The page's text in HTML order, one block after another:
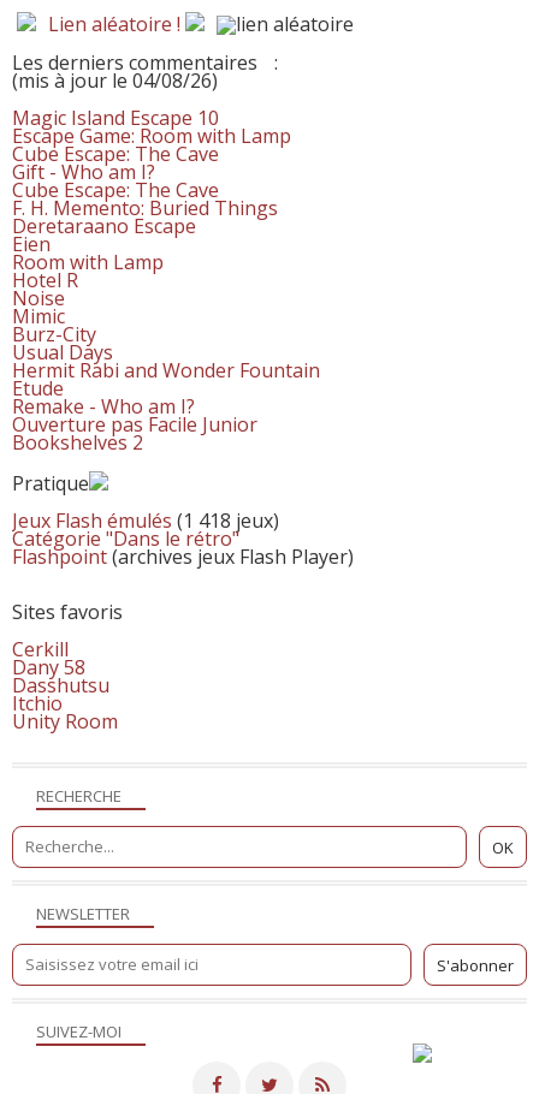
NEWSLETTER
SUIVEZ-MOI
RECHERCHE
Lien aléatoire !
Les derniers commentaires
:
(mis à jour le 04/08/26)
Magic Island Escape 10
Escape Game: Room with Lamp
Cube Escape: The Cave
Gift - Who am I?
Cube Escape: The Cave
F. H. Memento: Buried Things
Deretaraano Escape
Eien
Room with Lamp
Hotel R
Noise
Mimic
Burz-City
Usual Days
Hermit Rabi and Wonder Fountain
Etude
Remake - Who am I?
Ouverture pas Facile Junior
Bookshelves 2
Pratique
Jeux Flash émulés (1 418 jeux)
Catégorie "Dans le rétro"
Flashpoint(archives jeux Flash Player)
Sites favoris
Cerkill
Dany 58
Dasshutsu
Itchio
Unity Room